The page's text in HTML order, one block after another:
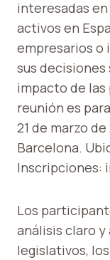
interesadas
activos en
empresarios o
sus
impacto de las
reunión es
21 de marzo de
Barcelona.
Inscripciones:
Los
análisis claro
legislativos,